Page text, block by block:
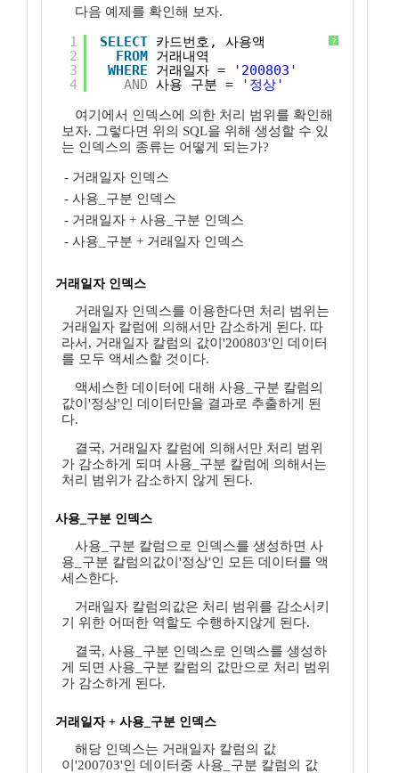
다음 예제를 확인해 보자.
?
1
2
3
4
SELECT 카드번호, 사용액
FROM 거래내역
WHERE
거래일자 =
'200803'
AND 사용_구분 = '정상'
여기에서 인덱스에 의한 처리 범위를 확인해
보자. 그렇다면 위의 SQL을 위해 생성할 수 있
는 인덱스의 종류는 어떻게 되는가?
- 거래일자 인덱스
- 사용_구분 인덱스
- 거래일자 + 사용_구분 인덱스
- 사용_구분 + 거래일자 인덱스
거래일자 인덱스
거래일자 인덱스를 이용한다면 처리 범위는
거래일자 칼럼에 의해서만 감소하게 된다. 따
라서, 거래일자 칼럼의 값이'200803'인 데이터
를 모두 액세스할 것이다.
액세스한 데이터에 대해 사용_구분 칼럼의
값이'정상'인 데이터만을 결과로 추출하게 된
다.
결국, 거래일자 칼럼에 의해서만 처리 범위
가 감소하게 되며 사용_구분 칼럼에 의해서는
처리 범위가 감소하지 않게 된다.
사용_구분 인덱스
사용_구분 칼럼으로 인덱스를 생성하면 사
용_구분 칼럼의값이'정상'인 모든 데이터를 액
세스한다.
거래일자 칼럼의값은 처리 범위를 감소시키
기 위한 어떠한 역할도 수행하지않게 된다.
결국, 사용_구분 인덱스로 인덱스를 생성하
게 되면 사용_구분 칼럼의 값만으로 처리 범위
가 감소하게 된다.
거래일자 + 사용_구분 인덱스
해당 인덱스는 거래일자 칼럼의 값
이'200703'인 데이터중 사용_구분 칼럼의 값